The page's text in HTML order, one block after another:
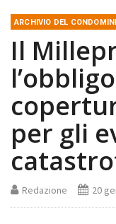
ARCHIVIO DEL
Il
per gli
Redazione 20